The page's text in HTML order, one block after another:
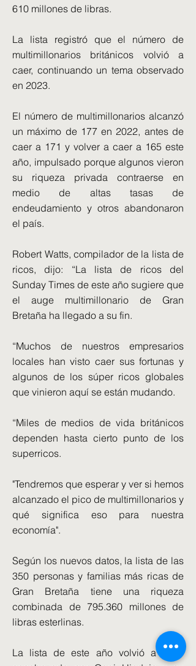
610 millones de libras.
La lista registró que el número de
multimillonarios británicos volvió a
caer, continuando un tema observado
en 2023.
El número de multimillonarios alcanzó
un máximo de 177 en 2022, antes de
caer a 171 y volver a caer a 165 este
año, impulsado porque algunos vieron
su riqueza privada contraerse en
medio de altas tasas de
endeudamiento y otros abandonaron
el país.
Robert Watts, compilador de la lista de
ricos, dijo: “La lista de ricos del
Sunday Times de este año sugiere que
el auge multimillonario de Gran
Bretaña ha llegado a su fin.
“Muchos de nuestros empresarios
locales han visto caer sus fortunas y
algunos de los súper ricos globales
que vinieron aquí se están mudando.
“Miles de medios de vida británicos
dependen hasta cierto punto de los
superricos.
"Tendremos que esperar y ver si hemos
alcanzado el pico de multimillonarios y
qué significa eso para nuestra
economía".
Según los nuevos datos, la lista de las
350 personas y familias más ricas de
Gran Bretaña tiene una riqueza
combinada de 795.360 millones de
libras esterlinas.
La lista de este año volvió a estar